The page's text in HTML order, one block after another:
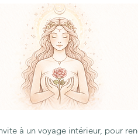
à un voyage intérieur, pour